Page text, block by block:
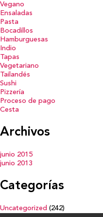
Vegano
Ensaladas
Pasta
Bocadillos
Hamburguesas
Indio
Tapas
Vegetariano
Tailandés
Sushi
Pizzería
Proceso de pago
Cesta
Archivos
junio 2015
junio 2013
Categorías
Uncategorized (242)